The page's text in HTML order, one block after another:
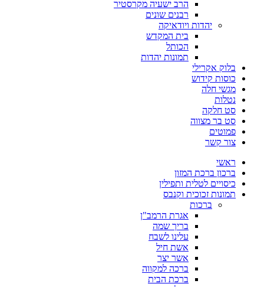
הרב ישעיה מקרסטיר
רבנים שונים
יהדות ויודאיקה
בית המקדש
הכותל
תמונות יהדות
בלוק אקרילי
כוסות קידוש
מגשי חלה
נטלות
סט חלקה
סט בר מצווה
פמוטים
צור קשר
ראשי
ברכון ברכת המזון
כיסויים לטלית ותפילין
תמונות זכוכית וקנבס
ברכות
אגרת הרמב"ן
בריך שמה
עלינו לשבח
אשת חיל
אשר יצר
ברכה למקווה
ברכת הבית